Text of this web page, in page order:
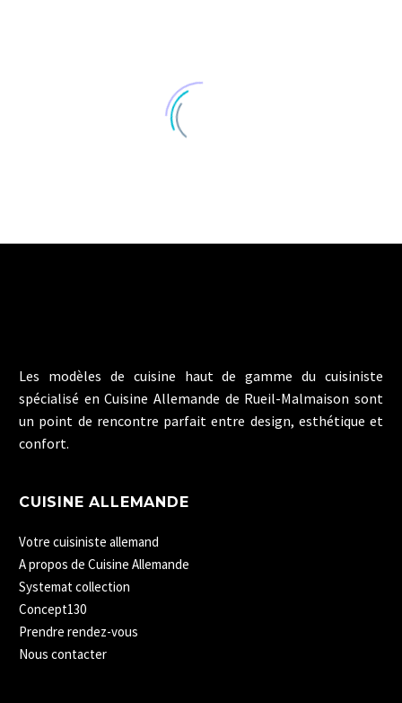
Les modèles de cuisine haut de gamme du cuisiniste
spécialisé en Cuisine Allemande de Rueil-Malmaison sont
un point de rencontre parfait entre design, esthétique et
confort.
CUISINE ALLEMANDE
Votre cuisiniste allemand
A propos de Cuisine Allemande
Systemat collection
Concept130
Prendre rendez-vous
Nous contacter